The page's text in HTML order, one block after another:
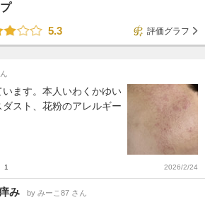
5.3
評価グラフ
ます。本人いわくかゆい
スト、花粉のアレルギー
1 2026/2/24
み by みーこ87 さん